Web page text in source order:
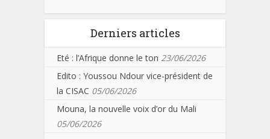
Derniers articles
Eté : l’Afrique donne le ton 23/06/2026
Edito : Youssou Ndour vice-président de
la CISAC 05/06/2026
Mouna, la nouvelle voix d’or du Mali
05/06/2026